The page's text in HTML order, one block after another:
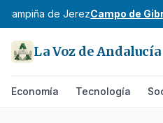
Campiña de JerezCampo de
La Voz de Andalucía
Economía Tecnología